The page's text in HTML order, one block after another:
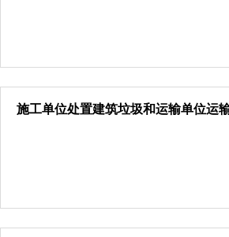
施工单位处置建筑垃圾和运输单位运